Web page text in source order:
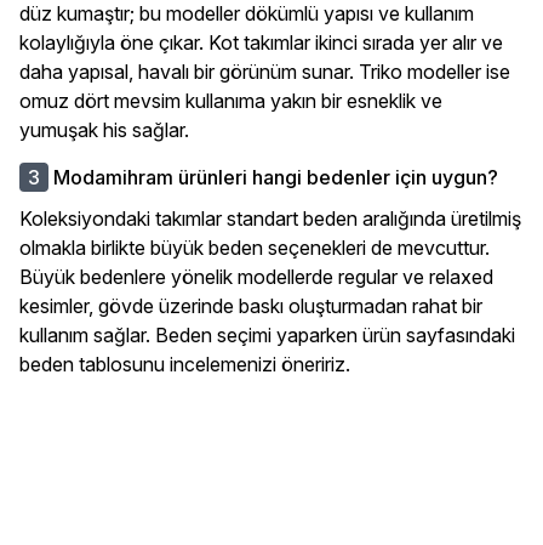
düz kumaştır; bu modeller dökümlü yapısı ve kullanım
kolaylığıyla öne çıkar. Kot takımlar ikinci sırada yer alır ve
daha yapısal, havalı bir görünüm sunar. Triko modeller ise
omuz dört mevsim kullanıma yakın bir esneklik ve
yumuşak his sağlar.
Modamihram ürünleri hangi bedenler için uygun?
Koleksiyondaki takımlar standart beden aralığında üretilmiş
olmakla birlikte büyük beden seçenekleri de mevcuttur.
Büyük bedenlere yönelik modellerde regular ve relaxed
kesimler, gövde üzerinde baskı oluşturmadan rahat bir
kullanım sağlar. Beden seçimi yaparken ürün sayfasındaki
beden tablosunu incelemenizi öneririz.